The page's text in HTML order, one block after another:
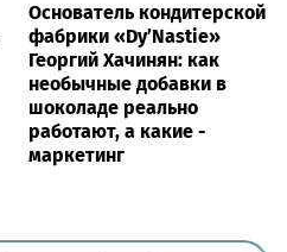
Основатель кондитерской
фабрики «Dy’Nastie»
Георгий Хачинян: как
необычные добавки в
шоколаде реально
работают, а какие -
маркетинг